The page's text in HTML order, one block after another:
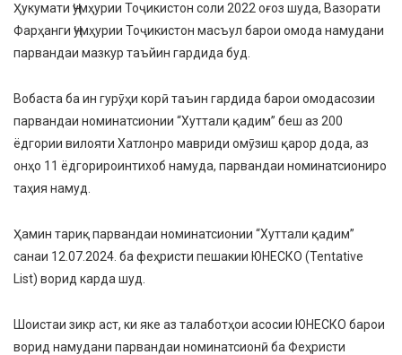
Ҳукумати Ҷумҳурии Тоҷикистон соли 2022 оғоз шуда, Вазорати
Фарҳанги Ҷумҳурии Тоҷикистон масъул барои омода намудани
парвандаи мазкур таъйин гардида буд.
Вобаста ба ин гурӯҳи корӣ таъин гардида барои омодасозии
парвандаи номинатсионии “Хуттали қадим” беш аз 200
ёдгории вилояти Хатлонро мавриди омӯзиш қарор дода, аз
онҳо 11 ёдгорироинтихоб намуда, парвандаи номинатсиониро
таҳия намуд.
Ҳамин тариқ парвандаи номинатсионии “Хуттали қадим”
санаи 12.07.2024. ба феҳристи пешакии ЮНЕСКО (Tentative
List) ворид карда шуд.
Шоистаи зикр аст, ки яке аз талаботҳои асосии ЮНЕСКО барои
ворид намудани парвандаи номинатсионӣ ба Феҳристи